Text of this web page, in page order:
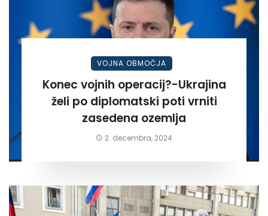
VOJNA OBMOČJA
Konec vojnih operacij?-Ukrajina
želi po diplomatski poti vrniti
zasedena ozemlja
2. decembra, 2024